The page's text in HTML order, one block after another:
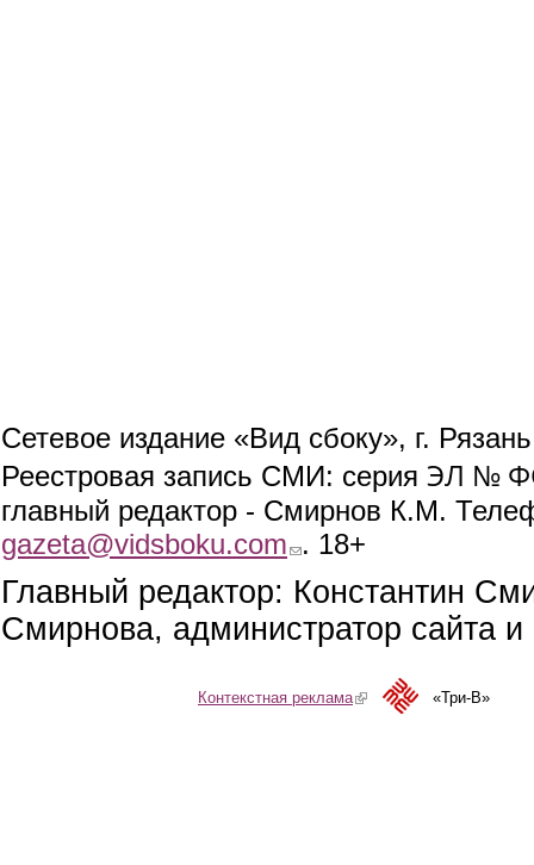
Сетевое издание «Вид сбоку», г.
Реестровая запись СМИ: серия ЭЛ №
главный редактор - Смирнов К.М.
gazeta@vidsboku.com (link sends e-mail)
. 18+
Главный редактор: Константин
Смирнова, администратор сайта
Контекстная реклама(link is external)«Три-В»